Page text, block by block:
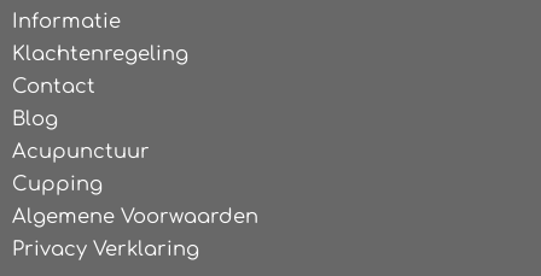
Informatie
Klachtenregeling
Contact
Blog
Acupunctuur
Cupping
Algemene Voorwaarden
Privacy Verklaring